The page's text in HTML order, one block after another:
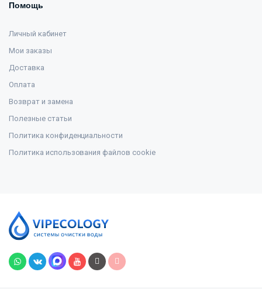
Помощь
Личный кабинет
Мои заказы
Доставка
Оплата
Возврат и замена
Полезные статьи
Политика конфиденциальности
Политика использования файлов cookie